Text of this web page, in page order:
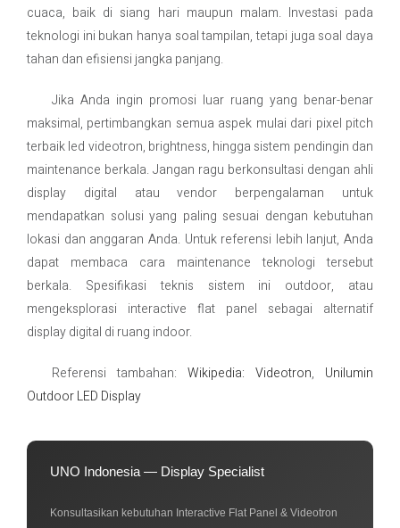
cuaca, baik di siang hari maupun malam. Investasi pada
teknologi ini bukan hanya soal tampilan, tetapi juga soal daya
tahan dan efisiensi jangka panjang.
Jika Anda ingin promosi luar ruang yang benar-benar
maksimal, pertimbangkan semua aspek mulai dari pixel pitch
terbaik led videotron, brightness, hingga sistem pendingin dan
maintenance berkala. Jangan ragu berkonsultasi dengan ahli
display digital atau vendor berpengalaman untuk
mendapatkan solusi yang paling sesuai dengan kebutuhan
lokasi dan anggaran Anda. Untuk referensi lebih lanjut, Anda
dapat membaca cara maintenance teknologi tersebut
berkala. Spesifikasi teknis sistem ini outdoor, atau
mengeksplorasi interactive flat panel sebagai alternatif
display digital di ruang indoor.
Referensi tambahan: Wikipedia: Videotron, Unilumin
Outdoor LED Display
UNO Indonesia — Display Specialist
Konsultasikan kebutuhan Interactive Flat Panel & Videotron